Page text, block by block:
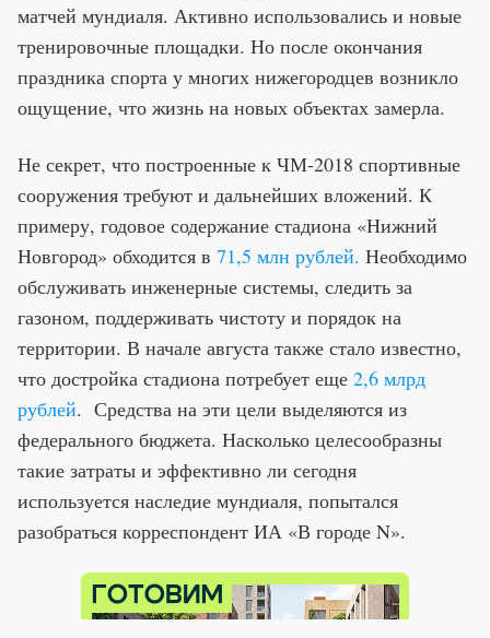
матчей мундиаля. Активно использовались и новые
тренировочные площадки. Но после окончания
праздника спорта у многих нижегородцев возникло
ощущение, что жизнь на новых объектах замерла.
Не секрет, что построенные к ЧМ-2018 спортивные
сооружения требуют и дальнейших вложений. К
примеру, годовое содержание стадиона «Нижний
Новгород» обходится в 71,5 млн рублей. Необходимо
обслуживать инженерные системы, следить за
газоном, поддерживать чистоту и порядок на
территории. В начале августа также стало известно,
что достройка стадиона потребует еще 2,6 млрд
рублей. Средства на эти цели выделяются из
федерального бюджета. Насколько целесообразны
такие затраты и эффективно ли сегодня
используется наследие мундиаля, попытался
разобраться корреспондент ИА «В городе N».